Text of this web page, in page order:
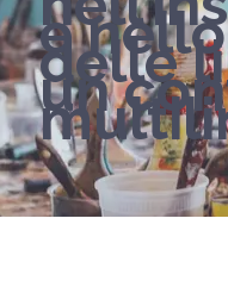
e
delle
un